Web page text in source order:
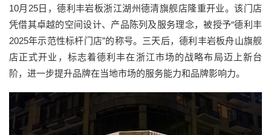
10月 25日，德利丰岩板浙江湖州德清旗舰店隆重开业。该门店
凭借其卓越的空间设计、产品陈列及服务理念，被授予“德利丰
2025年示范性标杆门店”的称号。 三天后，德利丰岩板舟山旗舰
店正式开业，标志着德利丰在浙江市场的战略布局迈上新台
阶，进一步提升品牌在当地市场的服务能力和品牌影响力。